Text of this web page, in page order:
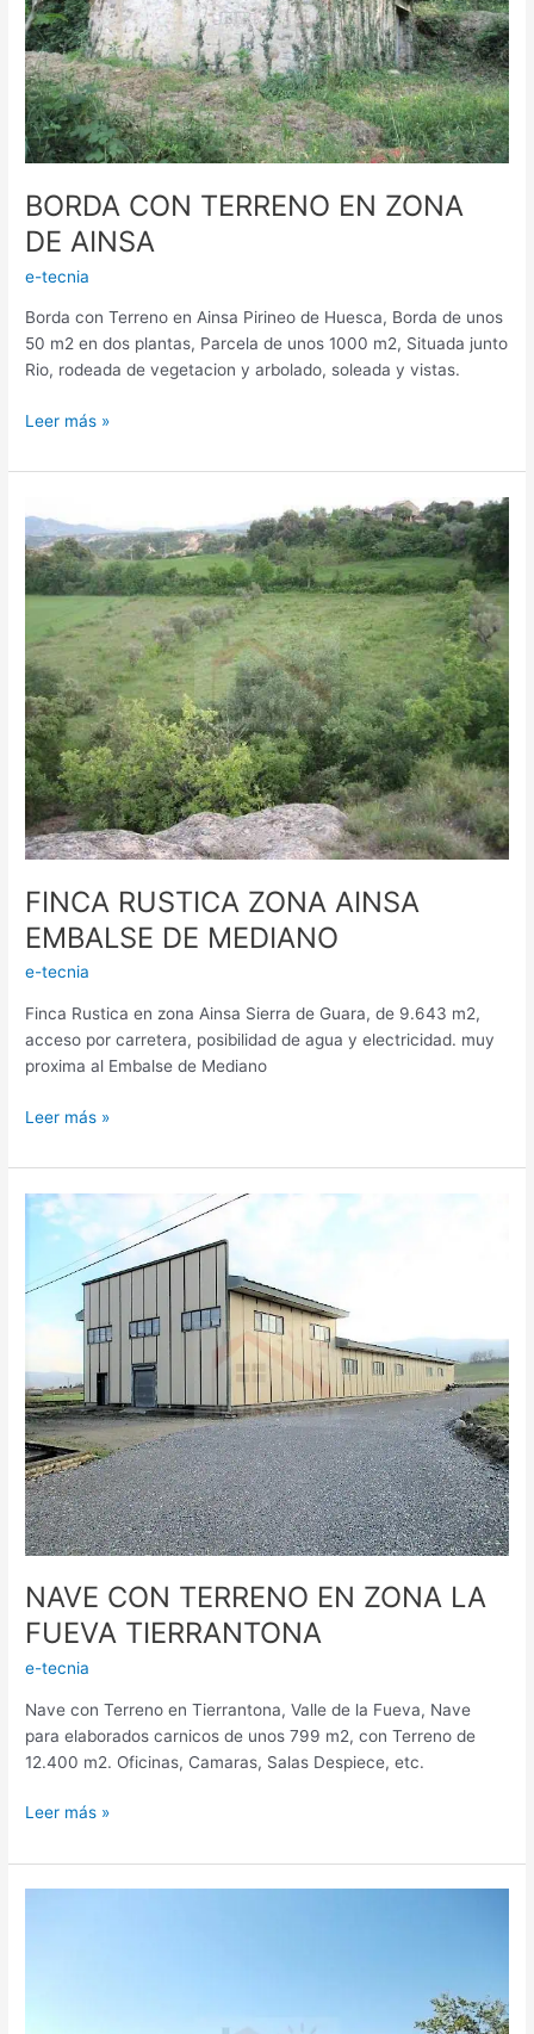
BORDA CON TERRENO EN ZONA
DE AINSA
e-tecnia
Borda con Terreno en Ainsa Pirineo de Huesca, Borda de unos
50 m2 en dos plantas, Parcela de unos 1000 m2, Situada junto
Rio, rodeada de vegetacion y arbolado, soleada y vistas.
Leer más »
FINCA RUSTICA ZONA AINSA
EMBALSE DE MEDIANO
e-tecnia
Finca Rustica en zona Ainsa Sierra de Guara, de 9.643 m2,
acceso por carretera, posibilidad de agua y electricidad. muy
proxima al Embalse de Mediano
RUSTICA
ZONA
AINSA
DE
MEDIANO
Leer más »
NAVE CON TERRENO EN ZONA LA
FUEVA TIERRANTONA
e-tecnia
Nave con Terreno en Tierrantona, Valle de la Fueva, Nave
para elaborados carnicos de unos 799 m2, con Terreno de
12.400 m2. Oficinas, Camaras, Salas Despiece, etc.
NAVE
CON
TERRENO
EN
TIERRANTONA
Leer más »